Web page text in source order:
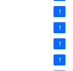
1
1
1
1